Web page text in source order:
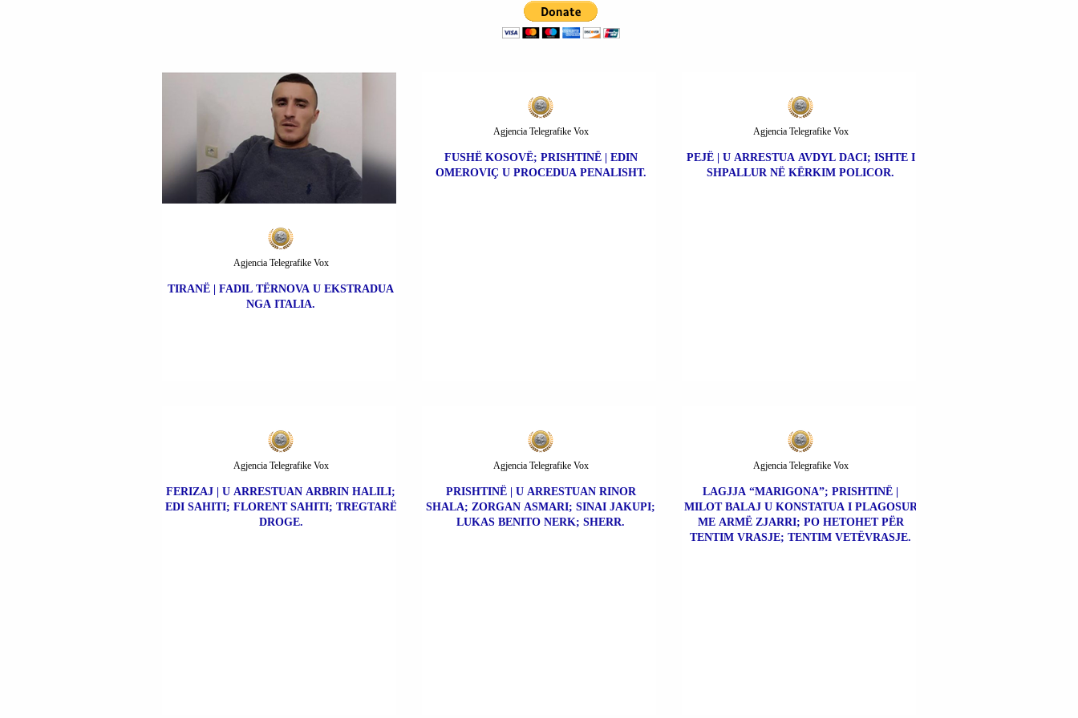
TIRANË | FADIL TËRNOVA U EKSTRADUA
NGA ITALIA.
Agjencia Telegrafike Vox
FUSHË KOSOVË; PRISHTINË | EDIN
OMEROVIÇ U PROCEDUA PENALISHT.
Agjencia Telegrafike Vox
PEJË | U ARRESTUA AVDYL DACI; ISHTE I
SHPALLUR NË KËRKIM POLICOR.
Agjencia Telegrafike Vox
FERIZAJ | U ARRESTUAN ARBRIN HALILI;
EDI SAHITI; FLORENT SAHITI; TREGTARË
DROGE.
Agjencia Telegrafike Vox
PRISHTINË | U ARRESTUAN RINOR
SHALA; ZORGAN ASMARI; SINAI JAKUPI;
LUKAS BENITO NERK; SHERR.
Agjencia Telegrafike Vox
LAGJJA “MARIGONA”; PRISHTINË |
MILOT BALAJ U KONSTATUA I PLAGOSUR
ME ARMË ZJARRI; PO HETOHET PËR
TENTIM VRASJE; TENTIM VETËVRASJE.
Agjencia Telegrafike Vox